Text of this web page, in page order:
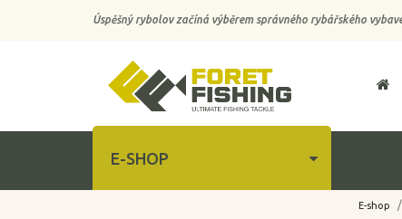
Úspěšný rybolov začíná výběrem správného rybářského
E-SHOP
E-shop